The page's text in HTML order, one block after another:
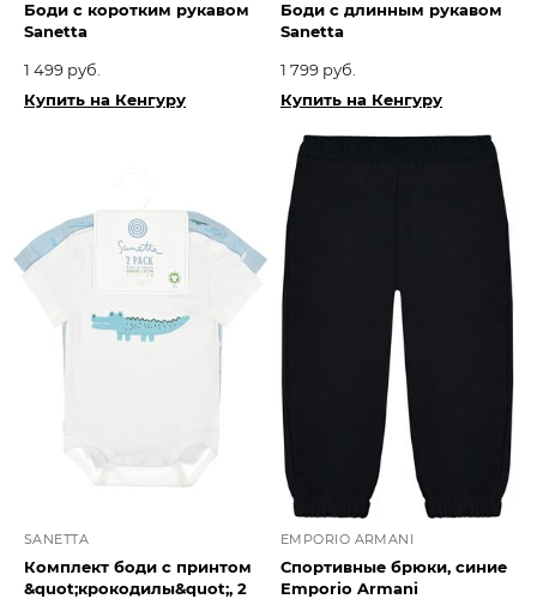
Боди с коротким рукавом
Sanetta
1 499 руб.
Купить на Кенгуру
Боди с длинным рукавом
Sanetta
1 799 руб.
Купить на Кенгуру
SANETTA
Комплект боди с принтом
&quot;крокодилы&quot;, 2
EMPORIO ARMANI
Спортивные брюки, синие
Emporio Armani